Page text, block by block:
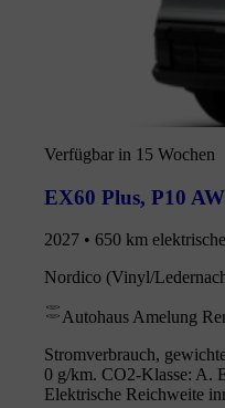
Verfügbar in 15 Wochen
EX60 Plus, P10
2027 • 650 km
Nordico (Vinyl/
Autohaus Amelung
Stromverbrauch,
0 g/km. CO2-Klasse: A.
Elektrische Reichweite